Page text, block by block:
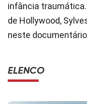
infância
de Hollywood,
neste
ELENCO